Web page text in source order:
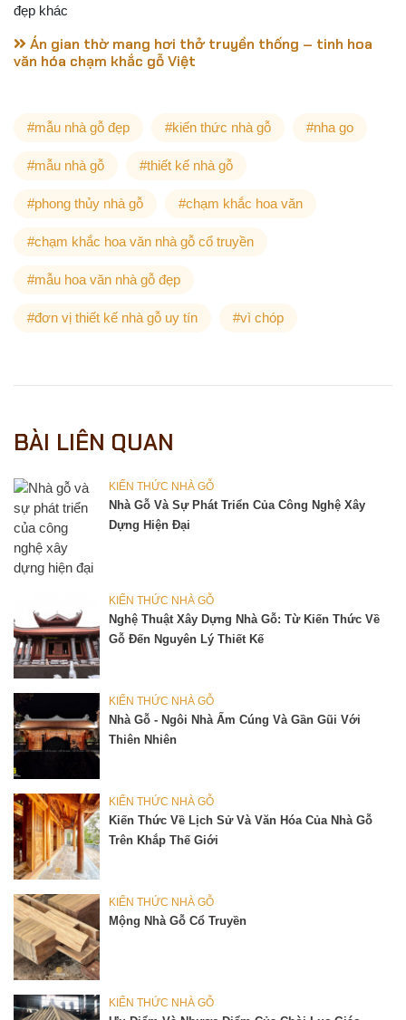
đẹp khác
Án gian thờ mang hơi thở truyền thống – tinh hoa
văn hóa chạm khắc gỗ Việt
#mẫu nhà gỗ đẹp #kiến thức nhà gỗ #nha go
#mẫu nhà gỗ #thiết kế nhà gỗ
#phong thủy nhà gỗ #chạm khắc hoa văn
#chạm khắc hoa văn nhà gỗ cổ truyền
#mẫu hoa văn nhà gỗ đẹp
#đơn vị thiết kế nhà gỗ uy tín #vì chóp
BÀI LIÊN QUAN
KIẾN THỨC NHÀ GỖ
Nhà Gỗ Và Sự Phát Triển Của Công Nghệ Xây
Dựng Hiện Đại
KIẾN THỨC NHÀ GỖ
Nghệ Thuật Xây Dựng Nhà Gỗ: Từ Kiến Thức Về
Gỗ Đến Nguyên Lý Thiết Kế
KIẾN THỨC NHÀ GỖ
Nhà Gỗ - Ngôi Nhà Ấm Cúng Và Gần Gũi Với
Thiên Nhiên
KIẾN THỨC NHÀ GỖ
Kiến Thức Về Lịch Sử Và Văn Hóa Của Nhà Gỗ
Trên Khắp Thế Giới
KIẾN THỨC NHÀ GỖ
Mộng Nhà Gỗ Cổ Truyền
KIẾN THỨC NHÀ GỖ